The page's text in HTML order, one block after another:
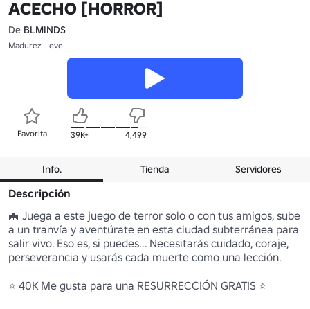
ACECHO [HORROR]
De BLMINDS
Madurez: Leve
Favorita 39K+ 4,499
Info. Tienda Servidores
Descripción
🦇 Juega a este juego de terror solo o con tus amigos, sube
a un tranvía y aventúrate en esta ciudad subterránea para
salir vivo. Eso es, si puedes... Necesitarás cuidado, coraje,
perseverancia y usarás cada muerte como una lección.
⭐ 40K Me gusta para una RESURRECCIÓN GRATIS ⭐